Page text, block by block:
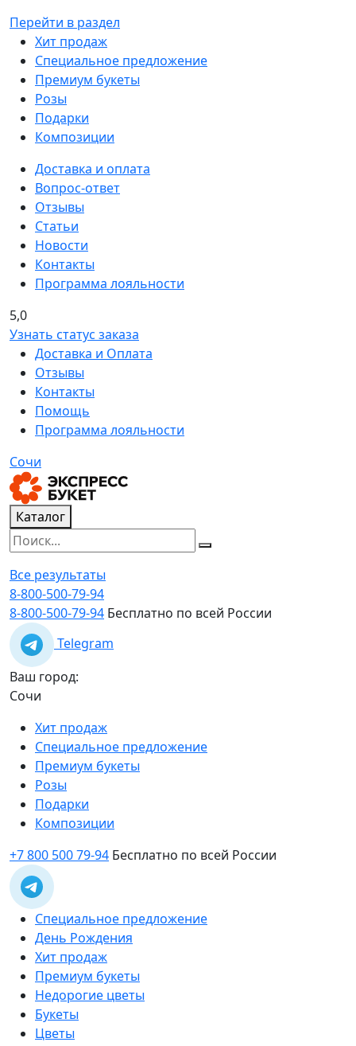
Перейти в раздел
Хит продаж
Специальное предложение
Премиум букеты
Розы
Подарки
Композиции
Доставка и оплата
Вопрос-ответ
Отзывы
Статьи
Новости
Контакты
Программа лояльности
5,0
Узнать статус заказа
Доставка и Оплата
Отзывы
Контакты
Помощь
Программа лояльности
Сочи
Каталог
Все результаты
8-800-500-79-94
8-800-500-79-94 Бесплатно по всей России
Telegram
Ваш город:
Сочи
Хит продаж
Специальное предложение
Премиум букеты
Розы
Подарки
Композиции
+7 800 500 79-94 Бесплатно по всей России
Специальное предложение
День Рождения
Хит продаж
Премиум букеты
Недорогие цветы
Букеты
Цветы